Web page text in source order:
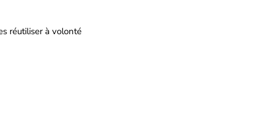
réutiliser à volonté